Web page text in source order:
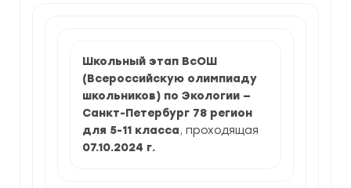
Школьный этап ВсОШ
(Всероссийскую олимпиаду
школьников) по Экологии —
Санкт-Петербург 78 регион
для 5-11 класса, проходящая
07.10.2024 г.